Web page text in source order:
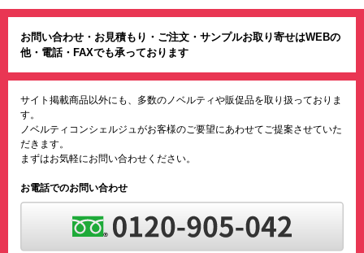
お問い合わせ・お見積もり・ご注文・サンプルお取り寄せはWEBの
他・電話・FAXでも承っております
サイト掲載商品以外にも、多数のノベルティや販促品を取り扱っておりま
す。
ノベルティコンシェルジュがお客様のご要望にあわせてご提案させていた
だきます。
まずはお気軽にお問い合わせください。
お電話でのお問い合わせ